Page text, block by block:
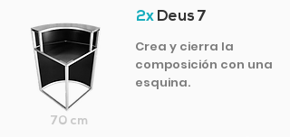
70 cm
2x Deus 7
Crea y cierra la
composición con una
esquina.